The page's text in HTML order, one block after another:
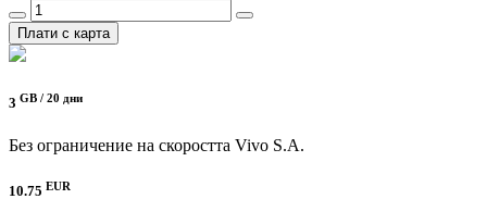
Плати с карта
3 GB / 20 дни
Без ограничение на скоростта Vivo S.A.
10.75 EUR